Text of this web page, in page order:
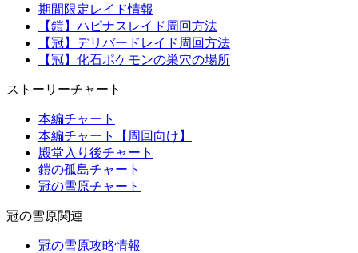
期間限定レイド情報
【鎧】ハピナスレイド周回方法
【冠】デリバードレイド周回方法
【冠】化石ポケモンの巣穴の場所
ストーリーチャート
本編チャート
本編チャート【周回向け】
殿堂入り後チャート
鎧の孤島チャート
冠の雪原チャート
冠の雪原関連
冠の雪原攻略情報